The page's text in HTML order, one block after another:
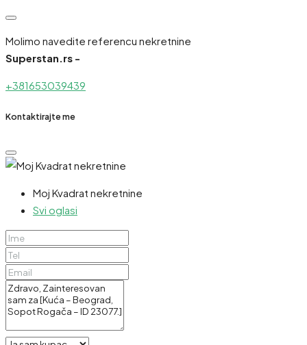
Molimo navedite referencu nekretnine
Superstan.rs -
+381653039439
Kontaktirajte me
Moj Kvadrat nekretnine
Svi oglasi